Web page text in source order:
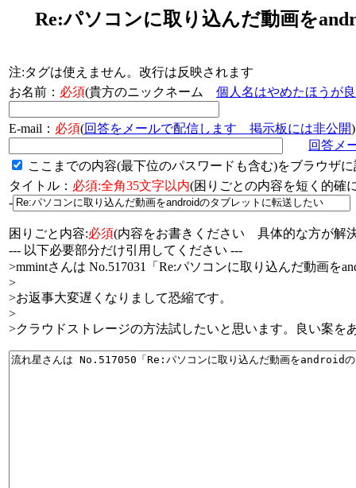
Re:パソコンに取り込んだ動画を
注:タグは使えません。改行は反映されます
お名前： 必須(貴方のニックネーム 個人名はやめたほうが
E-mail： 必須(回答をメールで配信します 掲示板には非公開)
回答メ
ここまでの内容(最下位のパスワードも含む)をブラウザ
タイトル： 必須:全角35文字以内(困りごとの内容を短く的
-
困りごと内容:必須(内容をお書きください 具体的な方が解
--- 以下必要部分だけ引用してください ---
>mmintさんは No.517031「Re:パソコンに取り込んだ動画を
>
>お返事大変遅くなりまして恐縮です。
>
>クラウドストレージの方法試したいと思います。良い案を